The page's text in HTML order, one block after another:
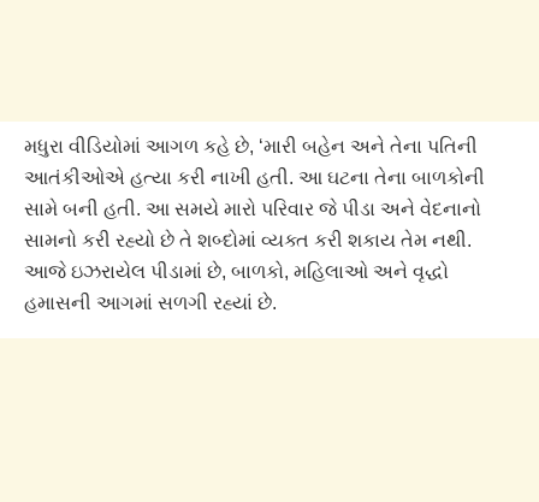
મધુરા વીડિયોમાં આગળ કહે છે, ‘મારી બહેન અને તેના પતિની
આતંકીઓએ હત્યા કરી નાખી હતી. આ ઘટના તેના બાળકોની
સામે બની હતી. આ સમયે મારો પરિવાર જે પીડા અને વેદનાનો
સામનો કરી રહ્યો છે તે શબ્દોમાં વ્યક્ત કરી શકાય તેમ નથી.
આજે ઇઝરાયેલ પીડામાં છે, બાળકો, મહિલાઓ અને વૃદ્ધો
હમાસની આગમાં સળગી રહ્યાં છે.